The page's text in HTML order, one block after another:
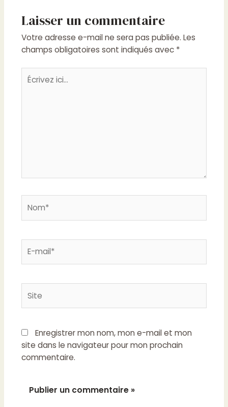
Laisser un commentaire
Votre adresse e-mail ne sera pas publiée. Les
champs obligatoires sont indiqués avec *
Écrivez
ici…
mail*
Enregistrer mon nom, mon e-mail et mon
site dans le navigateur pour mon prochain
commentaire.